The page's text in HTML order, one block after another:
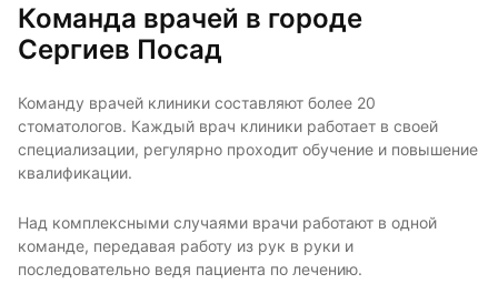
Команда врачей в городе
Сергиев Посад
Команду врачей клиники составляют более 20
стоматологов. Каждый врач клиники работает в своей
специализации, регулярно проходит обучение и повышение
квалификации.
Над комплексными случаями врачи работают в одной
команде, передавая работу из рук в руки и
последовательно ведя пациента по лечению.